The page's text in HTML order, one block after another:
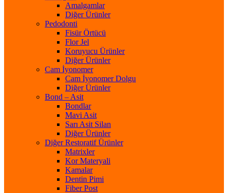
Amalgamlar
Diğer Ürünler
Pedodonti
Fisür Örtücü
Flor Jel
Koruyucu Ürünler
Diğer Ürünler
Cam İyonomer
Cam İyonomer Dolgu
Diğer Ürünler
Bond – Asit
Bondlar
Mavi Asit
Sarı Asit Silan
Diğer Ürünler
Diğer Restoratif Ürünler
Matrixler
Kor Materyali
Kamalar
Dentin Pimi
Fiber Post